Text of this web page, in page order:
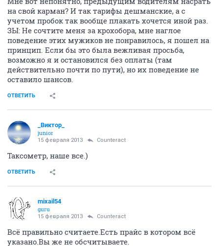
на свой карман? И так тарифы дешманские, а с
учетом пробок так вообще плакать хочется иной раз.
ЗЫ: Не сочтите меня за крохобора, мне наглое
поведение этих мужиков не понравилось, я пошел на
принцип. Если бы это была вежливая просьба,
возможно я и остановился без оплаты (там
действительно почти по пути), но их поведение не
оставило шансов.
ОТВЕТИТЬ
_Виктор_
juniоr
15 февраля 2013 Counteract
Таксометр, наше все.)
ОТВЕТИТЬ
mixail54
guru
15 февраля 2013 Counteract
Всё правильно считаете.Есть прайс в котором всё
указано.Вы же не обсчитываете.